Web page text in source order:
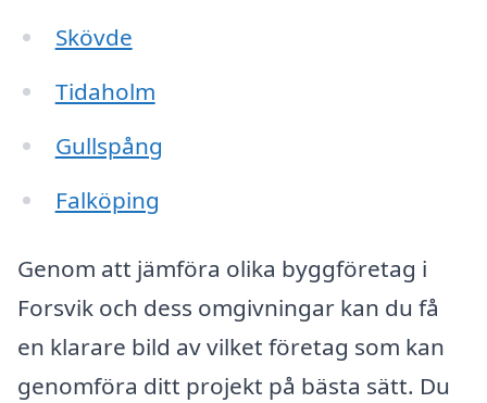
Skövde
Tidaholm
Gullspång
Falköping
Genom att jämföra olika byggföretag i
Forsvik och dess omgivningar kan du få
en klarare bild av vilket företag som kan
genomföra ditt projekt på bästa sätt. Du